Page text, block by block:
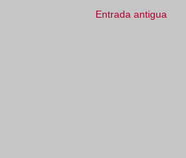
Entrada antigua